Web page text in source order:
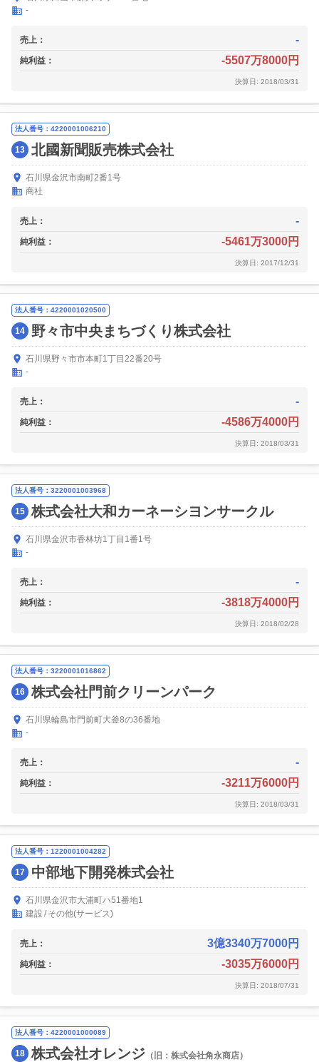
-
売上： -
純利益： -5507万8000円
決算日: 2018/03/31
法人番号：4220001006210
13 北國新聞販売株式会社
石川県金沢市南町2番1号
商社
売上： -
純利益： -5461万3000円
決算日: 2017/12/31
法人番号：4220001020500
14 野々市中央まちづくり株式会社
石川県野々市市本町1丁目22番20号
-
売上： -
純利益： -4586万4000円
決算日: 2018/03/31
法人番号：3220001003968
15 株式会社大和カーネーシヨンサークル
石川県金沢市香林坊1丁目1番1号
-
売上： -
純利益： -3818万4000円
決算日: 2018/02/28
法人番号：3220001016862
16 株式会社門前クリーンパーク
石川県輪島市門前町大釜8の36番地
-
売上： -
純利益： -3211万6000円
決算日: 2018/03/31
法人番号：1220001004282
17 中部地下開発株式会社
石川県金沢市大浦町ハ51番地1
建設
その他(サービス)
売上： 3億3340万7000円
純利益： -3035万6000円
決算日: 2018/07/31
法人番号：4220001000089
18 株式会社オレンジ （旧：株式会社角永商店）